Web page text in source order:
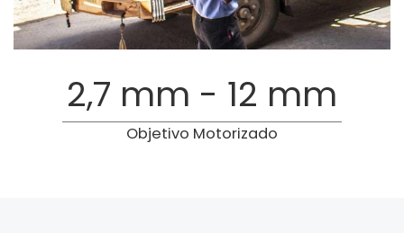
2,7 mm - 12 mm
Objetivo Motorizado